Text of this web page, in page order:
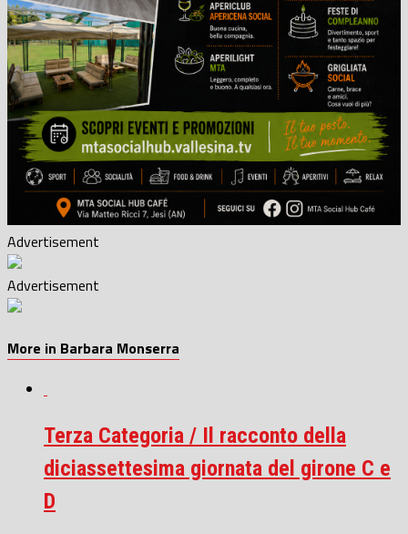
Advertisement
Advertisement
More in Barbara Monserra
Terza Categoria / Il racconto della
diciassettesima giornata del girone C e
D